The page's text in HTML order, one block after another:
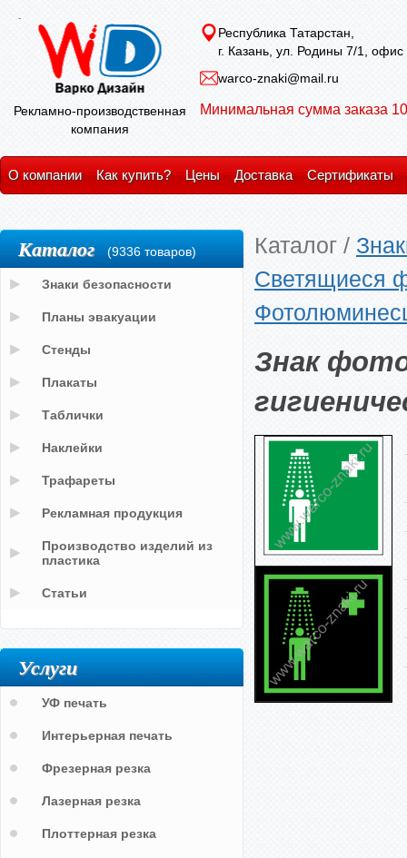
Рекламно-производственная
компания
Республика Татарстан,
г. Казань, ул. Родины 7/1, офис
warco-znaki@mail.ru
Минимальная сумма заказа
О компании Как купить? Цены Доставка Сертификаты
Каталог /
Светящиеся
Знак
Каталог (9336 товаров)
Знаки безопасности
Планы эвакуации
Стенды
Плакаты
Таблички
Наклейки
Трафареты
Рекламная продукция
Производство изделий из
пластика
Статьи
Услуги
УФ печать
Интерьерная печать
Фрезерная резка
Лазерная резка
Плоттерная резка